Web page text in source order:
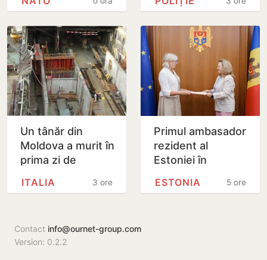
cu un atac chiar în
facilitat transferul
Un tânăr din
Moldova a murit în
prima zi de
ambulanța ar fi3 ore
ITALIA
Primul ambasador
rezident al
Estoniei în
Moldova și-a
5 ore
ESTONIA
Contact info@ournet-group.com
Version: 0.2.2